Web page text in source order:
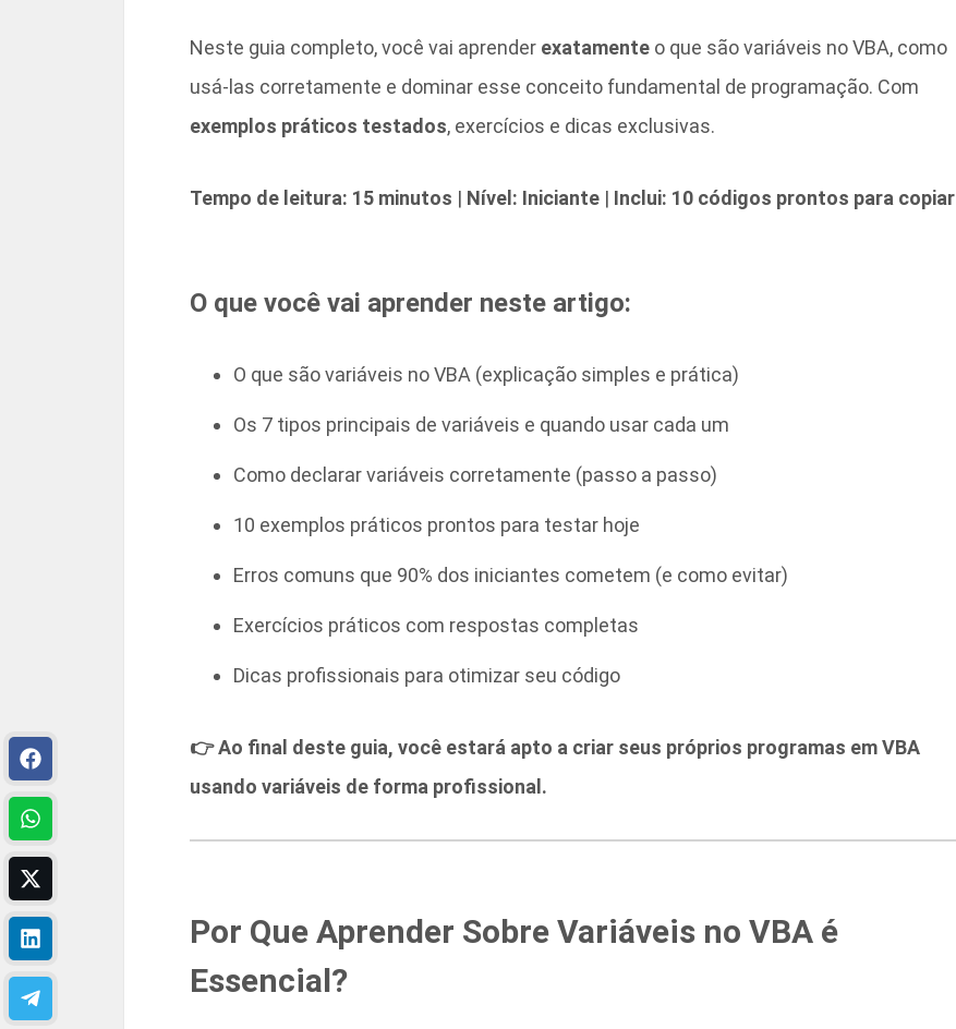
Neste guia completo, você vai aprender exatamente o que são variáveis no VBA, como
usá-las corretamente e dominar esse conceito fundamental de programação. Com
exemplos práticos testados, exercícios e dicas exclusivas.
Tempo de leitura: 15 minutos | Nível: Iniciante | Inclui: 10 códigos prontos para copiar
O que você vai aprender neste artigo:
O que são variáveis no VBA (explicação simples e prática)
Os 7 tipos principais de variáveis e quando usar cada um
Como declarar variáveis corretamente (passo a passo)
10 exemplos práticos prontos para testar hoje
Erros comuns que 90% dos iniciantes cometem (e como evitar)
Exercícios práticos com respostas completas
Dicas profissionais para otimizar seu código
👉 Ao final deste guia, você estará apto a criar seus próprios programas em VBA
usando variáveis de forma profissional.
Por Que Aprender Sobre Variáveis no VBA é
Essencial?